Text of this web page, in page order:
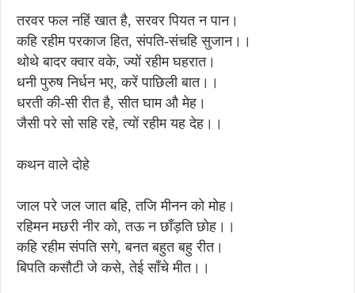
तरवर फल नहिं खात है, सरवर पियत न पान।
कहि रहीम परकाज हित, संपति-संचहि सुजान।।
थोथे बादर क्वार वके, ज्यों रहीम घहरात।
धनी पुरुष निर्धन भए, करें पाछिली बात।।
धरती की-सी रीत है, सीत घाम औ मेह।
जैसी परे सो सहि रहे, त्यों रहीम यह देह।।
कथन वाले दोहे
जाल परे जल जात बहि, तजि मीनन को मोह।
रहिमन मछरी नीर को, तऊ न छाँड़ति छोह।।
कहि रहीम संपति सगे, बनत बहुत बहु रीत।
बिपति कसौटी जे कसे, तेई साँचे मीत।।